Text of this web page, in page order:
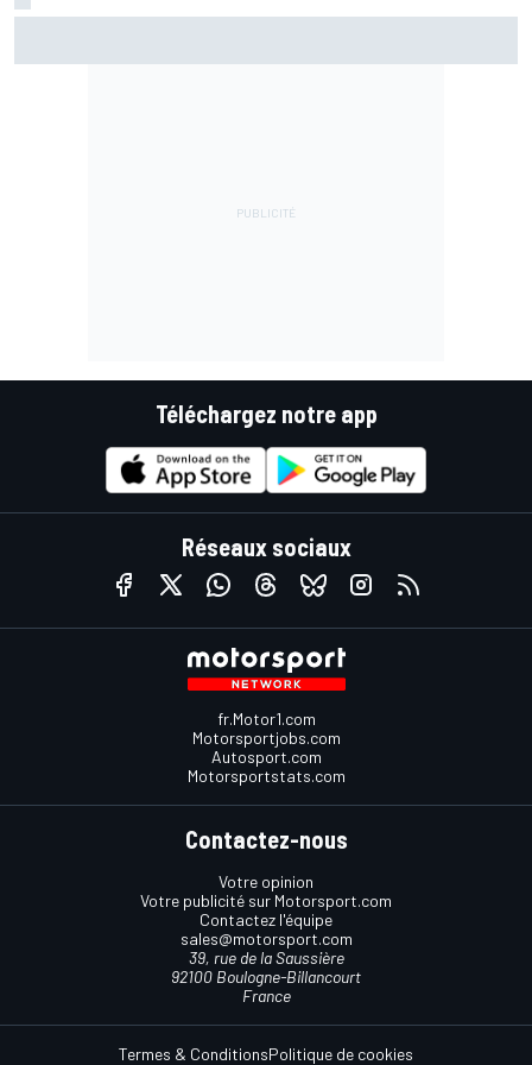
Téléchargez notre app
Réseaux sociaux
fr.Motor1.com
Motorsportjobs.com
Autosport.com
Motorsportstats.com
Contactez-nous
Votre opinion
Votre publicité sur Motorsport.com
Contactez l'équipe
sales@motorsport.com
39, rue de la Saussière
92100 Boulogne-Billancourt
France
Termes & ConditionsPolitique de cookies